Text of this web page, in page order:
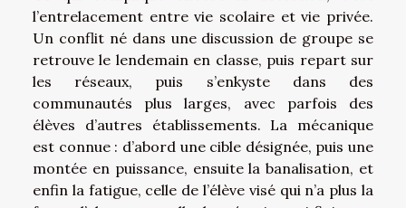
l’entrelacement entre vie scolaire et vie privée.
Un conflit né dans une discussion de groupe se
retrouve le lendemain en classe, puis repart sur
les réseaux, puis s’enkyste dans des
communautés plus larges, avec parfois des
élèves d’autres établissements. La mécanique
est connue : d’abord une cible désignée, puis une
montée en puissance, ensuite la banalisation, et
enfin la fatigue, celle de l’élève visé qui n’a plus la